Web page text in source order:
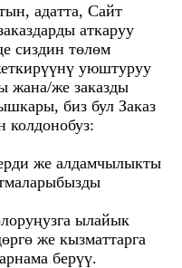
адатта, Сайт
аткаруу
сиздин төлөм
уюштуруу
жана/же заказды
биз бул Заказ
колдонобуз:
же алдамчылыкты
ылайык
же кызматтарга
берүү.